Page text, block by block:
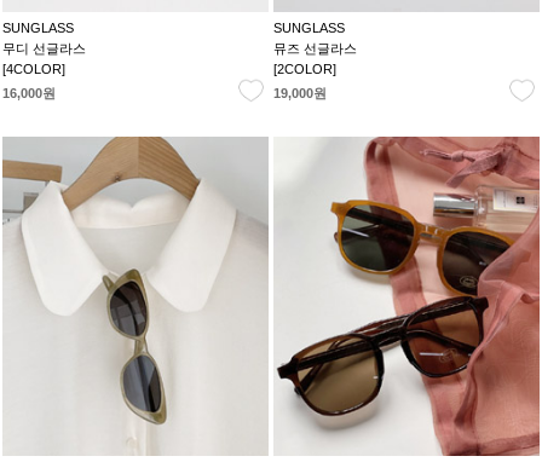
SUNGLASS
무디 선글라스
[4COLOR]
16,000원
SUNGLASS
뮤즈 선글라스
[2COLOR]
19,000원